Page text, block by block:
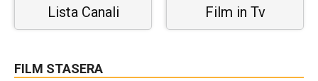
Lista Canali Film in Tv
FILM STASERA